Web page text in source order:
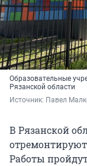
Образовательные
Рязанской области
Источник: Павел
В Рязанской
Работы